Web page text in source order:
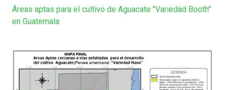
Áreas aptas para el cultivo de Aguacate "Variedad Booth"
en Guatemala